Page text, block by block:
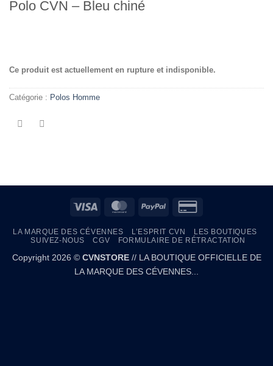
Polo CVN – Bleu chiné
Ce produit est actuellement en rupture et indisponible.
Catégorie : Polos Homme
Visa MasterCardPayPal
2
LA MARQUE DES CÉVENNES L’ESPRIT CVN
LES BOUTIQUES
SUIVEZ-NOUS
CGV FORMULAIRE DE RÉTRACTATION
Copyright 2026 © CVNSTORE// LA BOUTIQUE OFFICIELLE DE
LA MARQUE DES CÉVENNES...